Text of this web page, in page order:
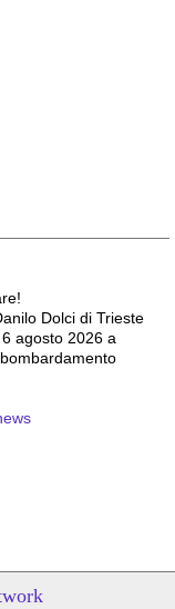
Dolci di Trieste
agosto 2026 a